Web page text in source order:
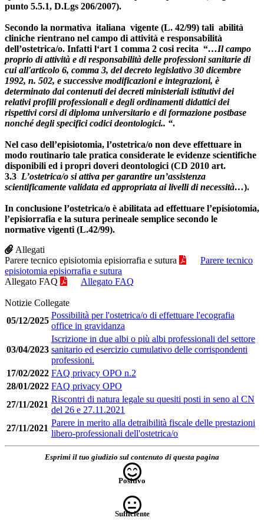
punto 5.5.1, D.Lgs 206/2007).
Secondo la normativa italiana vigente (L. 42/99) tali abilità
cliniche rientrano nel campo di attività e responsabilità
dell’ostetrica/o. Infatti l‘art 1 comma 2 cosi recita “…Il campo
proprio di attività e di responsabilità delle professioni sanitarie di
cui all'articolo 6, comma 3, del decreto legislativo 30 dicembre
1992, n. 502, e successive modificazioni e integrazioni, è
determinato dai contenuti dei decreti ministeriali istitutivi dei
relativi profili professionali e degli ordinamenti didattici dei
rispettivi corsi di diploma universitario e di formazione postbase
nonché degli specifici codici deontologici.. “.
Nel caso dell’episiotomia, l’ostetrica/o non deve effettuare in
modo routinario tale pratica considerate le evidenze scientifiche
disponibili ed i propri doveri deontologici (CD 2010 art.
3.3 L’ostetrica/o si attiva per garantire un’assistenza
scientificamente validata ed appropriata ai livelli di necessità…).
In conclusione l’ostetrica/o è abilitata ad effettuare l’episiotomia,
l’episiorrafia e la sutura perineale semplice secondo le
normative vigenti (L.42/99).
Allegati
Parere tecnico episiotomia episiorrafia e sutura
Parere tecnico
episiotomia episiorrafia e sutura
Allegato FAQ
Allegato FAQ
Notizie Collegate
05/12/2025
Possibilità per l'ostetrica/o di effettuare l'ecografia
office in gravidanza
03/04/2023
Iscrizione in due albi o più albi professionali del settore
sanitario ed esercizio cumulativo delle corrispondenti
professioni.
17/02/2022 FAQ privacy OPO n.2
28/01/2022 FAQ privacy OPO
27/11/2021
Riscontri di natura legale su quesiti posti in seno al CN
del 26 e 27.11.2021
27/11/2021
Parere in merito alla detraibilità fiscale delle prestazioni
libero-professionali dell'ostetrica/o
Esprimi il tuo giudizio sul contenuto di questa pagina
Positivo
Sufficiente